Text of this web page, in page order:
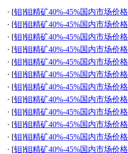
· [钼]钼精矿40%-45%国内市场价格
· [钼]钼精矿40%-45%国内市场价格
· [钼]钼精矿40%-45%国内市场价格
· [钼]钼精矿40%-45%国内市场价格
· [钼]钼精矿40%-45%国内市场价格
· [钼]钼精矿40%-45%国内市场价格
· [钼]钼精矿40%-45%国内市场价格
· [钼]钼精矿40%-45%国内市场价格
· [钼]钼精矿40%-45%国内市场价格
· [钼]钼精矿40%-45%国内市场价格
· [钼]钼精矿40%-45%国内市场价格
· [钼]钼精矿40%-45%国内市场价格